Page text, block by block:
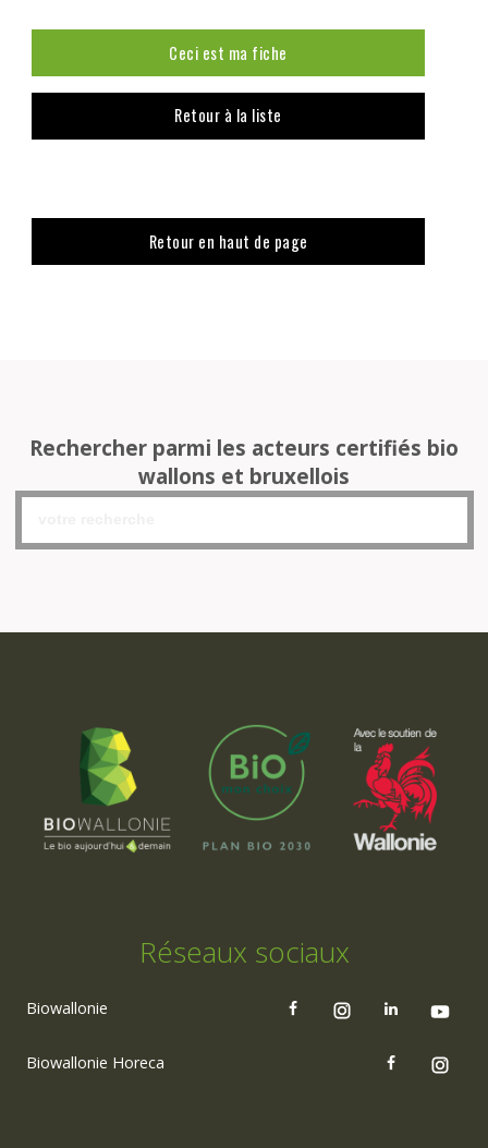
Ceci est ma fiche
Retour à la liste
Retour en haut de page
Rechercher parmi les acteurs certifiés bio
wallons et bruxellois
Réseaux sociaux
Biowallonie
Biowallonie Horeca